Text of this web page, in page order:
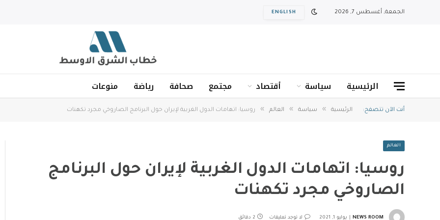
الجمعة, أغسطس 7, 2026 ENGLISH
الرئيسية سياسة أقتصاد مجتمع صحافة رياضة منوعات
أنت الآن تتصفح: الرئيسية » سياسة » العالم » روسيا: اتهامات الدول الغربية لإيران حول البرنامج الصاروخي مجرد تكهنات
العالم
روسيا: اتهامات الدول الغربية لإيران حول البرنامج
الصاروخي مجرد تكهنات
NEWS ROOM يوليو 1, 2021 لا توجد تعليقات 2 دقائق